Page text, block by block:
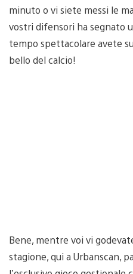
minuto o vi siete messi le
vostri difensori ha segnato
tempo spettacolare avete
bello del calcio!
Bene, mentre voi vi
stagione, qui a Urbanscan,